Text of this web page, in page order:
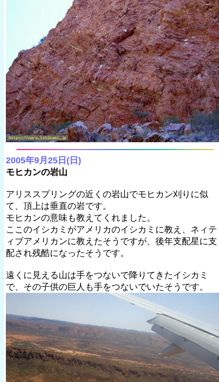
2005年9月25日(日)
モヒカンの岩山
アリススプリングの近くの岩山でモヒカン刈りに似
て、頂上は垂直の岩です。
モヒカンの意味も教えてくれました。
ここのイシカミがアメリカのイシカミに教え、ネィテ
ィブアメリカンに教えたそうですが、後年支配星に支
配され残酷になったそうです。
遠くに見える山は手をつないで降りてきたイシカミ
で、その子供の巨人も手をつないでいたそうです。